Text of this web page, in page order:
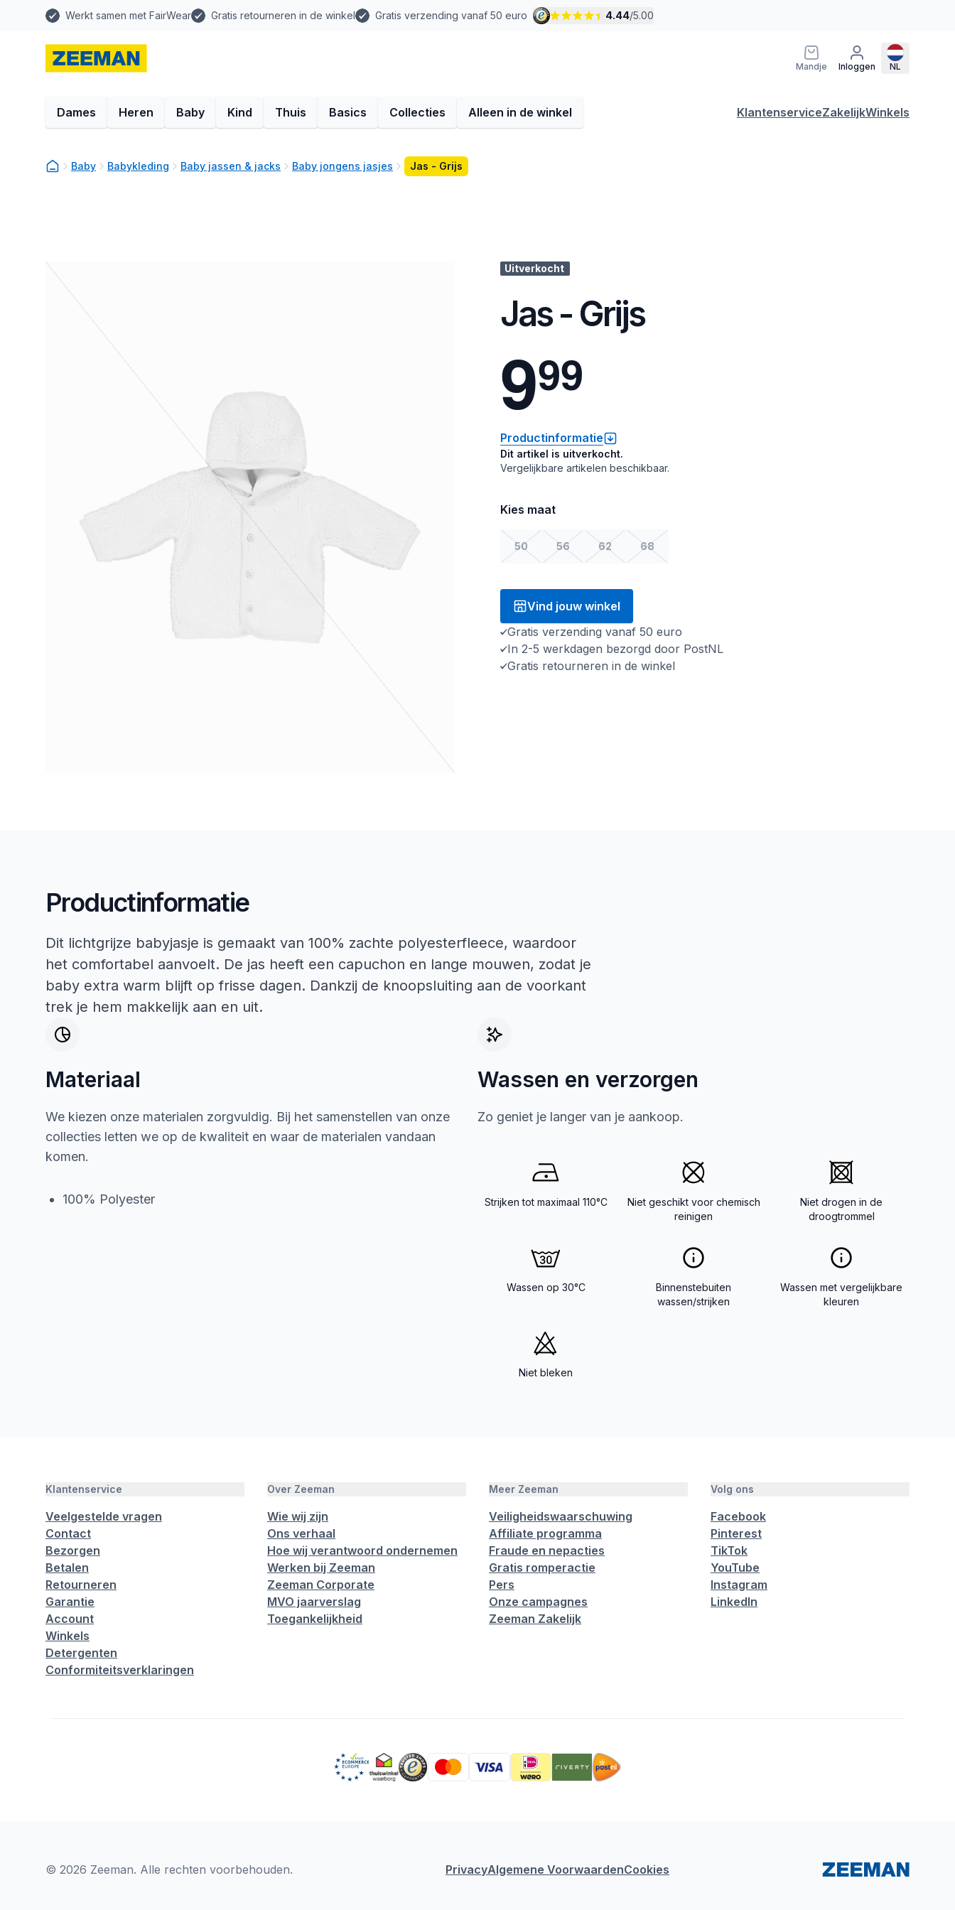
Werkt samen met FairWear Gratis retourneren in de winkel Gratis verzending vanaf 50 euro 4.44/5.00
Mandje Inloggen NL
Dames Heren Baby Kind Thuis Basics Collecties Alleen in de winkel KlantenserviceZakelijkWinkels
Baby Babykleding Baby jassen & jacks Baby jongens jasjes Jas - Grijs
Uitverkocht
Jas - Grijs
999
Productinformatie
Dit artikel is uitverkocht.
Vergelijkbare artikelen beschikbaar.
Kies maat
50 56 62 68
Vind jouw winkel
Gratis verzending vanaf 50 euro
In 2-5 werkdagen bezorgd door PostNL
Gratis retourneren in de winkel
Productinformatie
Dit lichtgrijze babyjasje is gemaakt van 100% zachte polyesterfleece, waardoor
het comfortabel aanvoelt. De jas heeft een capuchon en lange mouwen, zodat je
baby extra warm blijft op frisse dagen. Dankzij de knoopsluiting aan de voorkant
trek je hem makkelijk aan en uit.
Materiaal
We kiezen onze materialen zorgvuldig. Bij het samenstellen van onze
collecties letten we op de kwaliteit en waar de materialen vandaan
komen.
100% Polyester
Wassen en verzorgen
Zo geniet je langer van je aankoop.
Strijken tot maximaal 110°C
Niet geschikt voor chemisch
reinigen
Niet drogen in de
droogtrommel
Wassen op 30°C
Binnenstebuiten
wassen/strijken
Wassen met vergelijkbare
kleuren
Niet bleken
Klantenservice
Veelgestelde vragen
Contact
Bezorgen
Betalen
Retourneren
Garantie
Account
Winkels
Detergenten
Conformiteitsverklaringen
Over Zeeman
Wie wij zijn
Ons verhaal
Hoe wij verantwoord ondernemen
Werken bij Zeeman
Zeeman Corporate
MVO jaarverslag
Toegankelijkheid
Meer Zeeman
Veiligheidswaarschuwing
Affiliate programma
Fraude en nepacties
Gratis romperactie
Pers
Onze campagnes
Zeeman Zakelijk
Volg ons
Facebook
Pinterest
TikTok
YouTube
Instagram
LinkedIn
© 2026 Zeeman. Alle rechten voorbehouden. PrivacyAlgemene VoorwaardenCookies